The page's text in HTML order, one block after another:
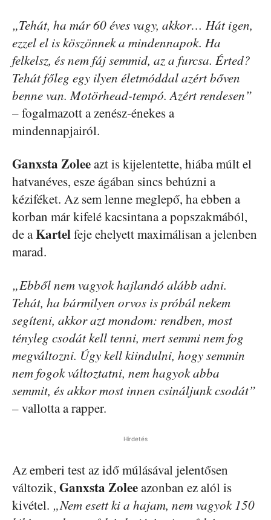
„Tehát, ha már 60 éves vagy, akkor… Hát igen,
ezzel el is köszönnek a mindennapok. Ha
felkelsz, és nem fáj semmid, az a furcsa. Érted?
Tehát főleg egy ilyen életmóddal azért bőven
benne van. Motörhead-tempó. Azért rendesen”
– fogalmazott a zenész-énekes a
mindennapjairól.
Ganxsta Zoleeazt is kijelentette, hiába múlt el
hatvanéves, esze ágában sincs behúzni a
kéziféket. Az sem lenne meglepő, ha ebben a
korban már kifelé kacsintana a popszakmából,
de aKartelfeje ehelyett maximálisan a jelenben
marad.
„Ebből nem vagyok hajlandó alább adni.
Tehát, ha bármilyen orvos is próbál nekem
segíteni, akkor azt mondom: rendben, most
tényleg csodát kell tenni, mert semmi nem fog
megváltozni. Úgy kell kiindulni, hogy semmin
nem fogok változtatni, nem hagyok abba
semmit, és akkor most innen csináljunk csodát”
– vallotta a rapper.
Hirdetés
Az emberi test az idő múlásával jelentősen
változik, Ganxsta Zoleeazonban ez alól is
kivétel. „Nem esett ki a hajam, nem vagyok 150